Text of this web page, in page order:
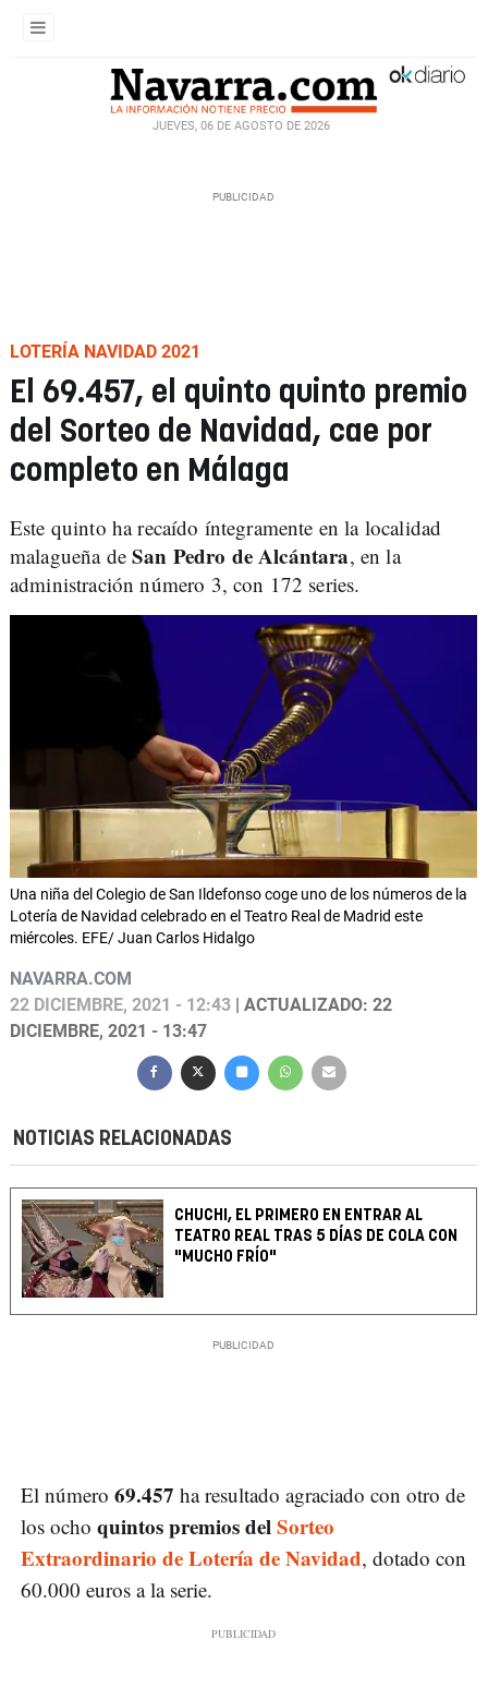
JUEVES, 06 DE AGOSTO DE 2026
LOTERÍA NAVIDAD 2021
El 69.457, el quinto quinto premio
del Sorteo de Navidad, cae por
completo en Málaga
Este quinto ha recaído íntegramente en la localidad
malagueña deSan Pedro de Alcántara, en la
administración número 3, con 172 series.
Una niña del Colegio de San Ildefonso coge uno de los números de la
Lotería de Navidad celebrado en el Teatro Real de Madrid este
miércoles. EFE/ Juan Carlos Hidalgo
NAVARRA.COM
22 DICIEMBRE, 2021 - 12:43 | ACTUALIZADO: 22
DICIEMBRE, 2021 - 13:47
NOTICIAS RELACIONADAS
CHUCHI, EL PRIMERO EN ENTRAR AL
TEATRO REAL TRAS 5 DÍAS DE COLA CON
"MUCHO FRÍO"
El número 69.457 ha resultado agraciado con otro de
los ocho quintos premios delSorteo
Extraordinario de Lotería de Navidad, dotado con
60.000 euros a la serie.